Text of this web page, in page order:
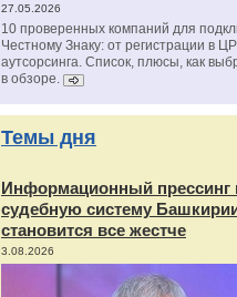
27.05.2026
10 проверенных компаний для
Честному Знаку: от регистрации в
аутсорсинга. Список, плюсы, как
в обзоре.
Темы дня
Информационный прессинг
судебную систему
становится все жестче
3.08.2026